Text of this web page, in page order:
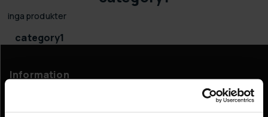
inga produkter
category1
Information